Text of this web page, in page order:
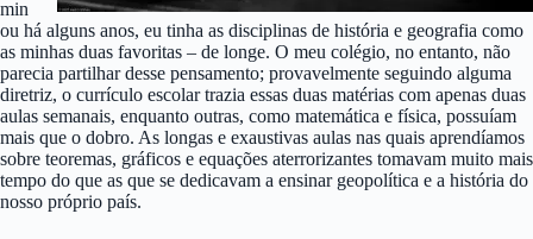
min
ou há alguns anos, eu tinha as disciplinas de história e geografia como
as minhas duas favoritas – de longe. O meu colégio, no entanto, não
parecia partilhar desse pensamento; provavelmente seguindo alguma
diretriz, o currículo escolar trazia essas duas matérias com apenas duas
aulas semanais, enquanto outras, como matemática e física, possuíam
mais que o dobro. As longas e exaustivas aulas nas quais aprendíamos
sobre teoremas, gráficos e equações aterrorizantes tomavam muito mais
tempo do que as que se dedicavam a ensinar geopolítica e a história do
nosso próprio país.